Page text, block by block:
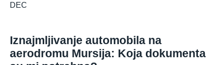
DEC
Iznajmljivanje automobila na
aerodromu Mursija: Koja dokumenta